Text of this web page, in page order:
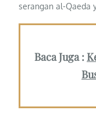
serangan al-Qaeda
Baca Juga :